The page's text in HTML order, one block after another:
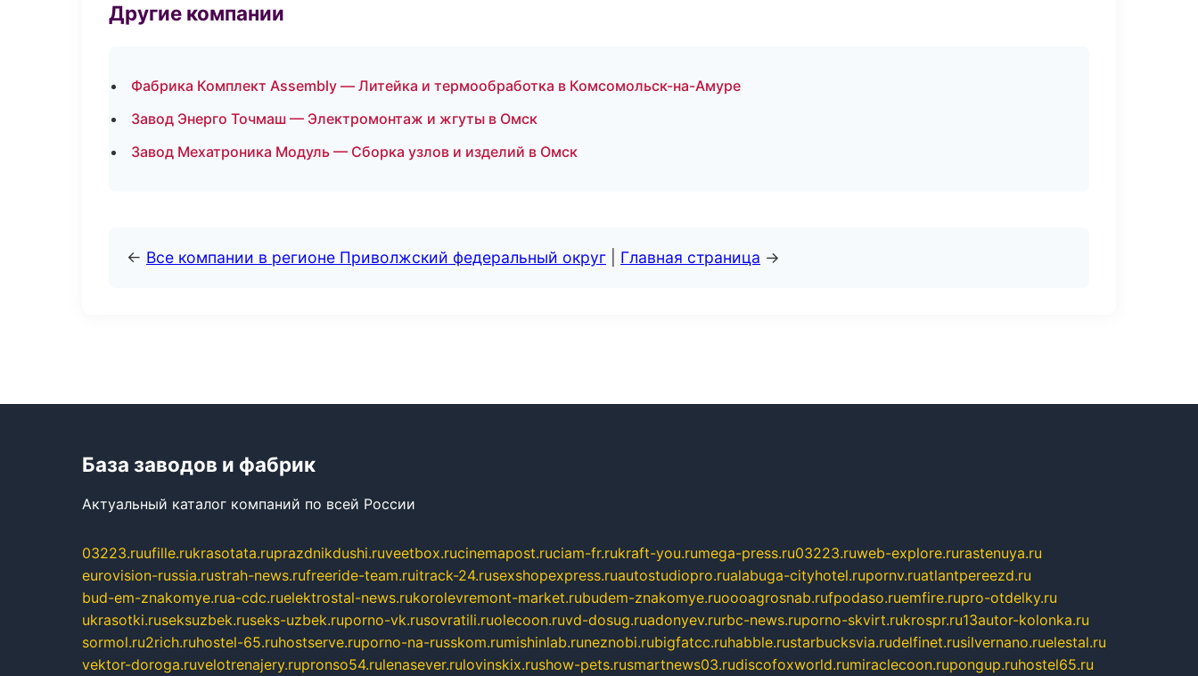
Другие компании
Фабрика Комплект Assembly — Литейка и термообработка в Комсомольск-на-Амуре
Завод Энерго Точмаш — Электромонтаж и жгуты в Омск
Завод Мехатроника Модуль — Сборка узлов и изделий в Омск
← Все компании в регионе Приволжский федеральный округ Главная страница →
База заводов и фабрик
Актуальный каталог компаний по всей России
03223.ruufille.rukrasotata.ruprazdnikdushi.ruveetbox.rucinemapost.ruciam-fr.rukraft-you.rumega-press.ru03223.ruweb-explore.rurastenuya.ru
eurovision-russia.rustrah-news.rufreeride-team.ruitrack-24.rusexshopexpress.ruautostudiopro.rualabuga-cityhotel.rupornv.ruatlantpereezd.ru
bud-em-znakomye.rua-cdc.ruelektrostal-news.rukorolevremont-market.rubudem-znakomye.ruoooagrosnab.rufpodaso.ruemfire.rupro-otdelky.ru
ukrasotki.ruseksuzbek.ruseks-uzbek.ruporno-vk.rusovratili.ruolecoon.ruvd-dosug.ruadonyev.rurbc-news.ruporno-skvirt.rukrospr.ru13autor-kolonka.ru
sormol.ru2rich.ruhostel-65.ruhostserve.ruporno-na-russkom.rumishinlab.runeznobi.rubigfatcc.ruhabble.rustarbucksvia.rudelfinet.rusilvernano.ruelestal.ru
vektor-doroga.ruvelotrenajery.rupronso54.rulenasever.rulovinskix.rushow-pets.rusmartnews03.rudiscofoxworld.rumiraclecoon.rupongup.ruhostel65.ru